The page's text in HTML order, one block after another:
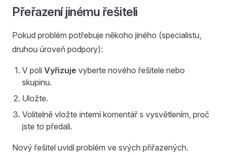
Přeřazení jinému řešiteli
Pokud problém potřebuje někoho jiného (specialistu,
druhou úroveň podpory):
V poli Vyřizuje vyberte nového řešitele nebo
skupinu.
Uložte.
Volitelně vložte interní komentář s vysvětlením, proč
jste to předali.
Nový řešitel uvidí problém ve svých přiřazených.